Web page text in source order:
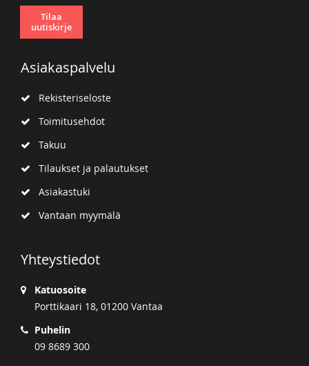
Tilaa
uutiskirje
Asiakaspalvelu
Rekisteriseloste
Toimitusehdot
Takuu
Tilaukset ja palautukset
Asiakastuki
Vantaan myymälä
Yhteystiedot
Katuosoite
Porttikaari 18, 01200 Vantaa
Puhelin
09 8689 300